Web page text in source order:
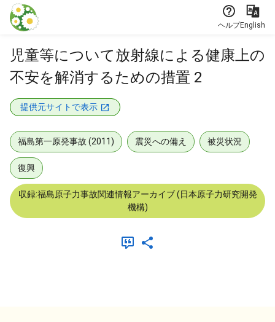
本文に飛ぶ
ヘルプEnglish
児童等について放射線による健康上の
不安を解消するための措置 2
提供元サイトで表示
福島第一原発事故 (2011) 震災への備え 被災状況
復興
収録:福島原子力事故関連情報アーカイブ (日本原子力研究開発
機構)